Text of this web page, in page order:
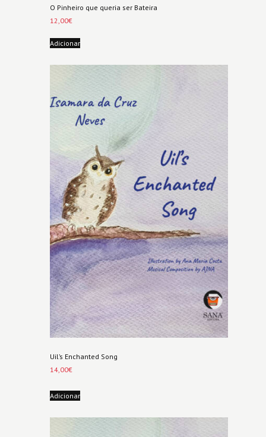
O Pinheiro que queria ser Bateira
12,00€
Adicionar
Uil’s Enchanted Song
14,00€
Adicionar